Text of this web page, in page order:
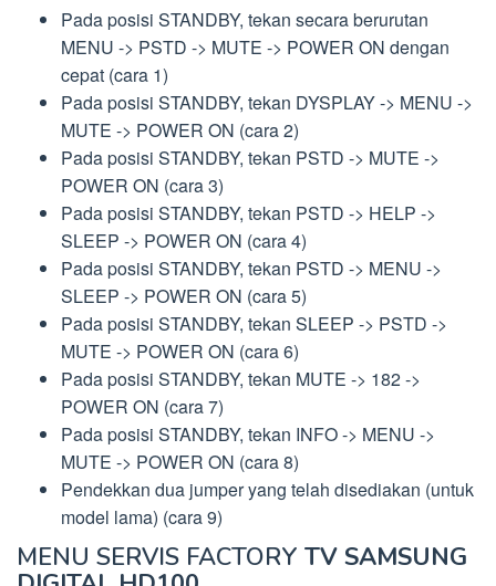
Pada posisi STANDBY, tekan secara berurutan
MENU -> PSTD -> MUTE -> POWER ON dengan
cepat (cara 1)
Pada posisi STANDBY, tekan DYSPLAY -> MENU ->
MUTE -> POWER ON (cara 2)
Pada posisi STANDBY, tekan PSTD -> MUTE ->
POWER ON (cara 3)
Pada posisi STANDBY, tekan PSTD -> HELP ->
SLEEP -> POWER ON (cara 4)
Pada posisi STANDBY, tekan PSTD -> MENU ->
SLEEP -> POWER ON (cara 5)
Pada posisi STANDBY, tekan SLEEP -> PSTD ->
MUTE -> POWER ON (cara 6)
Pada posisi STANDBY, tekan MUTE -> 182 ->
POWER ON (cara 7)
Pada posisi STANDBY, tekan INFO -> MENU ->
MUTE -> POWER ON (cara 8)
Pendekkan dua jumper yang telah disediakan (untuk
model lama) (cara 9)
MENU SERVIS FACTORY TV SAMSUNG